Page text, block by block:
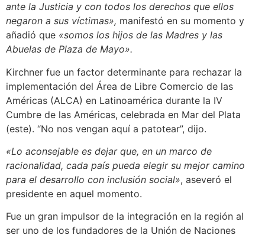
ante la Justicia y con todos los derechos que ellos
negaron a sus víctimas», manifestó en su momento y
añadió que «somos los hijos de las Madres y las
Abuelas de Plaza de Mayo».
Kirchner fue un factor determinante para rechazar la
implementación del Área de Libre Comercio de las
Américas (ALCA) en Latinoamérica durante la IV
Cumbre de las Américas, celebrada en Mar del Plata
(este). “No nos vengan aquí a patotear”, dijo.
«Lo aconsejable es dejar que, en un marco de
racionalidad, cada país pueda elegir su mejor camino
para el desarrollo con inclusión social», aseveró el
presidente en aquel momento.
Fue un gran impulsor de la integración en la región al
ser uno de los fundadores de la Unión de Naciones